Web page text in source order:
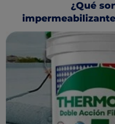
¿Qué